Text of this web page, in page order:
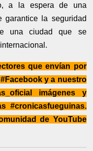
a la espera de una
garantice la seguridad
una ciudad que se
que envían por
y a nuestro
imágenes y
#cronicasfueguinas.
de YouTube